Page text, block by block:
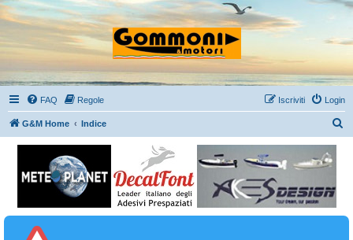
FAQ Regole Login
Iscriviti
G&M Home Indice